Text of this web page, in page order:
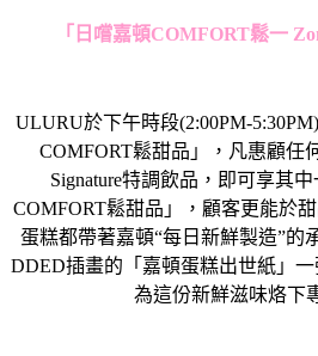
「日嚐嘉頓COMFORT鬆一
ULURU於下午時段(2:00PM-5:30PM)
COMFORT鬆甜品」，凡惠顧任
Signature特調飲品，即可享其
COMFORT鬆甜品」，顧客更能於
蛋糕都帶著嘉頓“每日新鮮製造”的
DDED插畫的「嘉頓蛋糕出世紙」
為這份新鮮滋味烙下